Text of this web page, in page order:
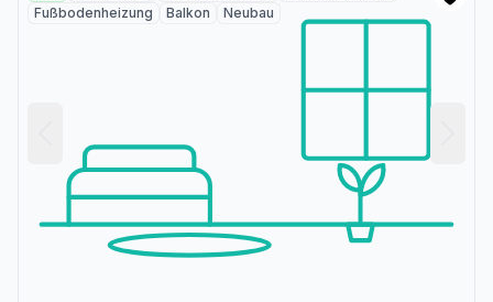
Fußbodenheizung
Balkon Neubau